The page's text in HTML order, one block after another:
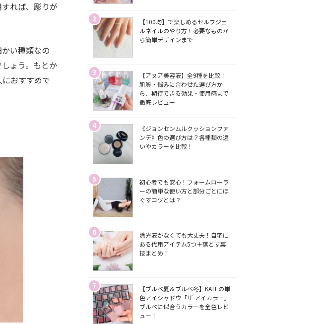
れば、彫りが
い種類なの
ょう。もとか
おすすめで
2
【100均】で楽しめるセルフジェ
ルネイルのやり方！必要なものか
ら簡単デザインまで
3
【アヌア美容液】全9種を比較！
肌質・悩みに合わせた選び方か
ら、期待できる効果・使用感まで
徹底レビュー
4
《ジョンセンムルクッションファ
ンデ》色の選び方は？各種類の違
いやカラーを比較！
5
初心者でも安心！フォームローラ
ーの簡単な使い方と部分ごとにほ
ぐすコツとは？
6
除光液がなくても大丈夫！自宅に
ある代用アイテム5つ＋落とす裏
技まとめ！
7
【ブルベ夏＆ブルベ冬】KATEの単
色アイシャドウ「ザ アイカラー」
ブルベに似合うカラーを全色レビ
ュー！